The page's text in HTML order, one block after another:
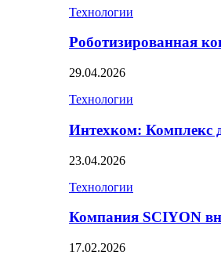
Технологии
Роботизированная
29.04.2026
Технологии
Интехком: Комплекс
23.04.2026
Технологии
Компания SCIYON
17.02.2026